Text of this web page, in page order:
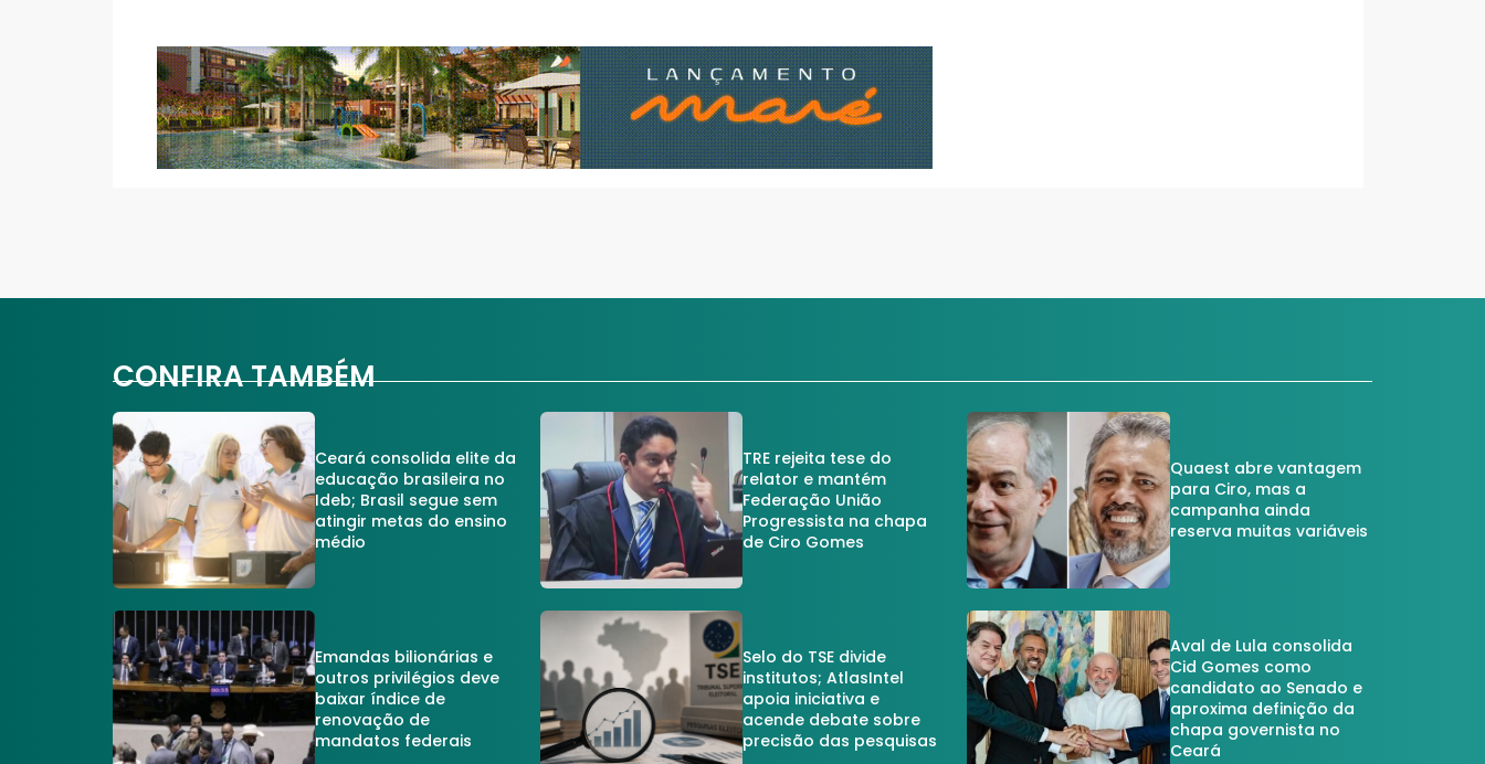
CONFIRA TAMBÉM
Ceará consolida elite da
educação brasileira no
Ideb; Brasil segue sem
atingir metas do ensino
médio
TRE rejeita tese do
relator e mantém
Federação União
Progressista na chapa
de Ciro Gomes
Quaest abre vantagem
para Ciro, mas a
campanha ainda
reserva muitas variáveis
Emandas bilionárias e
outros privilégios deve
baixar índice de
renovação de
mandatos federais
Selo do TSE divide
institutos; AtlasIntel
apoia iniciativa e
acende debate sobre
precisão das pesquisas
Aval de Lula consolida
Cid Gomes como
candidato ao Senado e
aproxima definição da
chapa governista no
Ceará